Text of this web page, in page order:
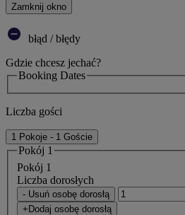
Zamknij okno
błąd / błędy
Gdzie chcesz jechać?
Booking Dates
Liczba gości
1 Pokoje - 1 Goście
Pokój 1
Pokój 1
Liczba dorosłych
- Usuń osobę dorosłą
+Dodaj osobę dorosłą